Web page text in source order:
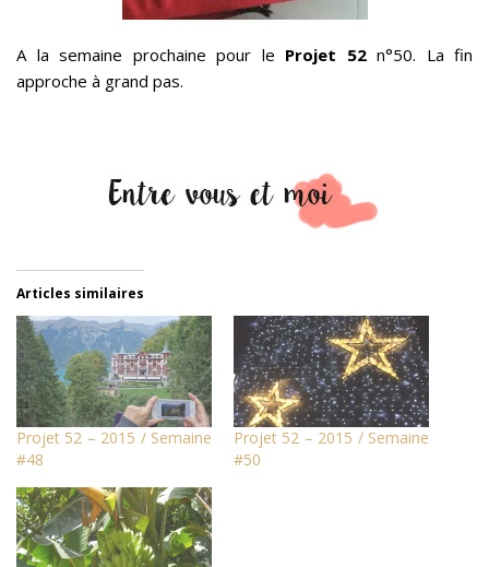
A la semaine prochaine pour le Projet 52n°50. La fin
approche à grand pas.
Articles similaires
Projet 52 – 2015 / Semaine
#48
Projet 52 – 2015 / Semaine
#50